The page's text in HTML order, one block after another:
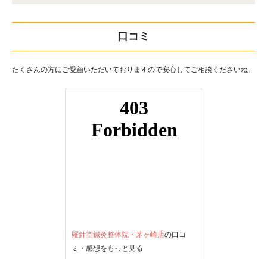
口コミ
たくさんの方にご愛顧いただいておりますので安心してご相談くださいね。
羅針堂鍼灸整体院・茅ヶ崎店の口コ
ミ・感想をもっと見る